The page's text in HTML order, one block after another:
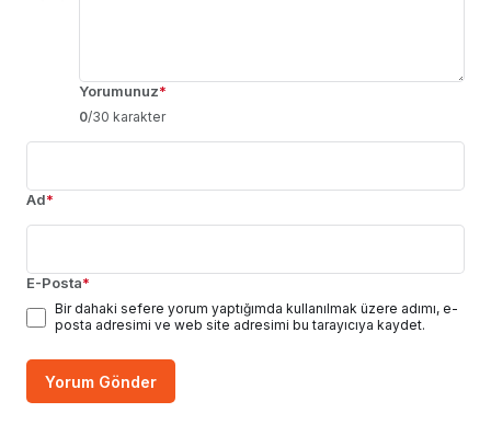
Yorumunuz*
0/30 karakter
Ad*
E-Posta*
Bir dahaki sefere yorum yaptığımda kullanılmak üzere adımı, e-
posta adresimi ve web site adresimi bu tarayıcıya kaydet.
Yorum Gönder